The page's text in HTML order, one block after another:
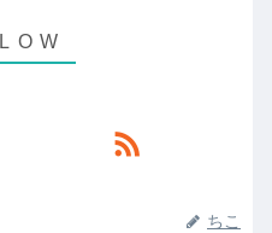
ちこ